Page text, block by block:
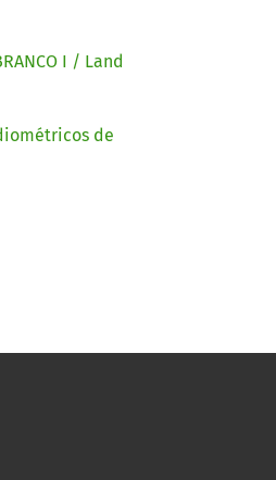
I / Land
de